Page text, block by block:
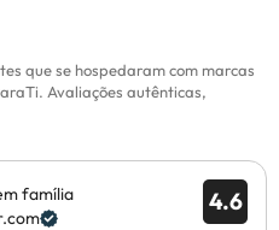
que se hospedaram com marcas
Avaliações autênticas,
4.6
família